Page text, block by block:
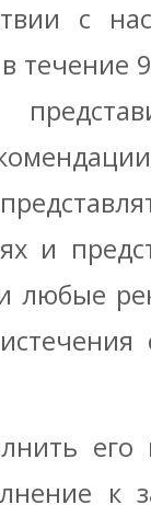
с
течение
и
любые
к